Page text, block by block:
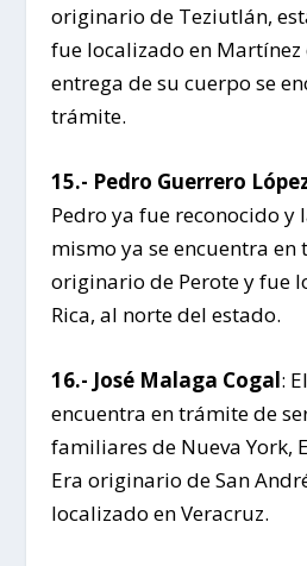
originario de Teziutlán,
fue localizado en Martínez
entrega de su cuerpo se
trámite.
15.- Pedro Guerrero
Pedro ya fue reconocido y
mismo ya se encuentra en
originario de Perote y fue
Rica, al norte del estado.
16.- José Malaga Cogal:
encuentra en trámite de
familiares de Nueva York,
Era originario de San
localizado en Veracruz.